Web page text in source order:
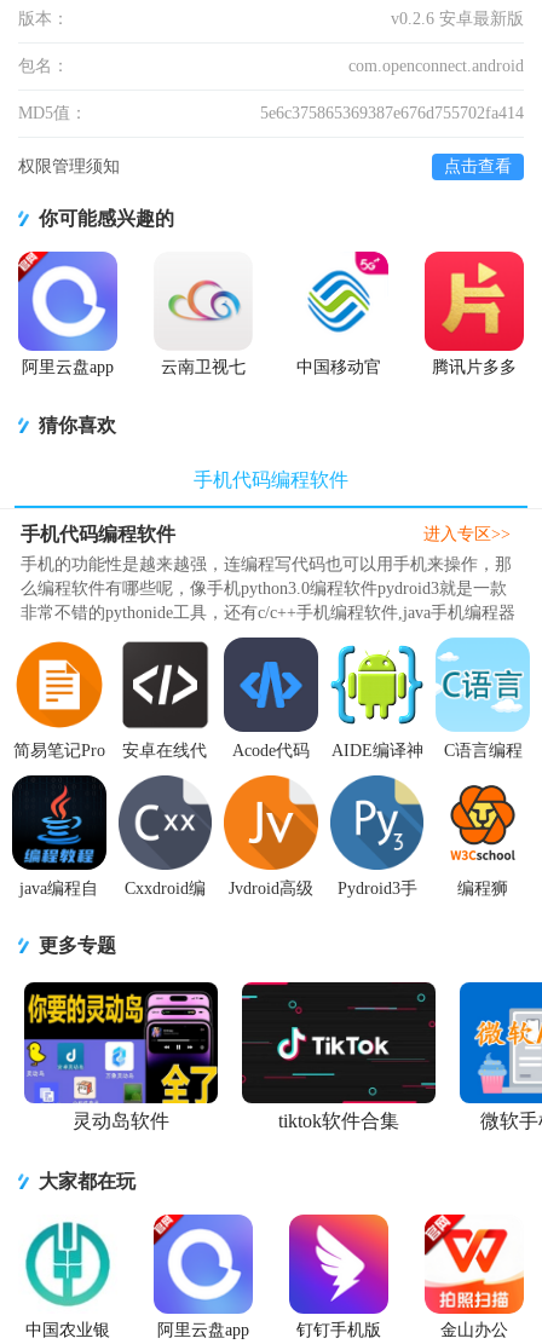
版本： v0.2.6 安卓最新版
包名： com.openconnect.android
MD5值： 5e6c375865369387e676d755702fa414
权限管理须知 点击查看
你可能感兴趣的
阿里云盘app
云南卫视七
中国移动官
腾讯片多多
猜你喜欢
手机代码编程软件
手机代码编程软件
手机的功能性是越来越强，连编程写代码也可以用手机来操作，那
么编程软件有哪些呢，像手机python3.0编程软件pydroid3就是一款
非常不错的pythonide工具，还有c/c++手机编程软件,java手机编程器
等是不错的工具，精品下..
进入专区>>
简易笔记Pro
专业免费版
v6.15.3安卓
免费版
安卓在线代
码编辑器app
高级版
v0.11.2 中文
Acode代码
编辑器app高
级版V1.11.1
免付费版
AIDE编译神
器高级版
3.2.210316
专业vip版
C语言编程
件手机版
2.3.7.1 安卓
版
java编程自
版1.0.0最新
Cxxdroid编
Jvdroid高级
Pydroid3手
编程狮
更多专题
灵动岛软件 tiktok软件合集 微软手
大家都在玩
中国农业银
阿里云盘app
钉钉手机版
金山办公